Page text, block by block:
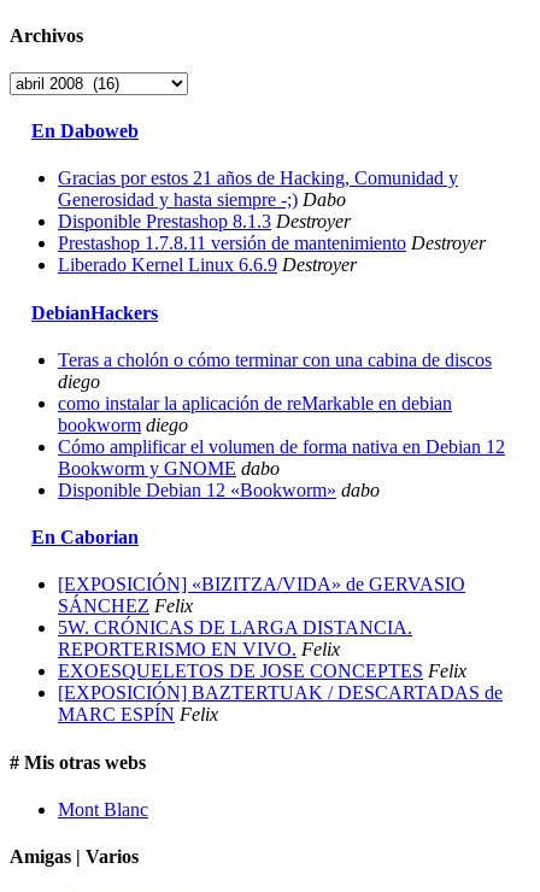
Archivos
Archivos
En Daboweb
Gracias por estos 21 años de Hacking, Comunidad y
Generosidad y hasta siempre -;) Dabo
Disponible Prestashop 8.1.3 Destroyer
Prestashop 1.7.8.11 versión de mantenimiento Destroyer
Liberado Kernel Linux 6.6.9 Destroyer
DebianHackers
Teras a cholón o cómo terminar con una cabina de discos
diego
como instalar la aplicación de reMarkable en debian
bookworm diego
Cómo amplificar el volumen de forma nativa en Debian 12
Bookworm y GNOME dabo
Disponible Debian 12 «Bookworm» dabo
En Caborian
[EXPOSICIÓN] «BIZITZA/VIDA» de GERVASIO
SÁNCHEZ Felix
5W. CRÓNICAS DE LARGA DISTANCIA.
REPORTERISMO EN VIVO. Felix
EXOESQUELETOS DE JOSE CONCEPTES Felix
[EXPOSICIÓN] BAZTERTUAK / DESCARTADAS de
MARC ESPÍN Felix
# Mis otras webs
Mont Blanc
Amigas | Varios